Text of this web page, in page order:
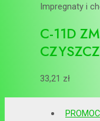
Impregnaty i
C-11D
33,21 zł